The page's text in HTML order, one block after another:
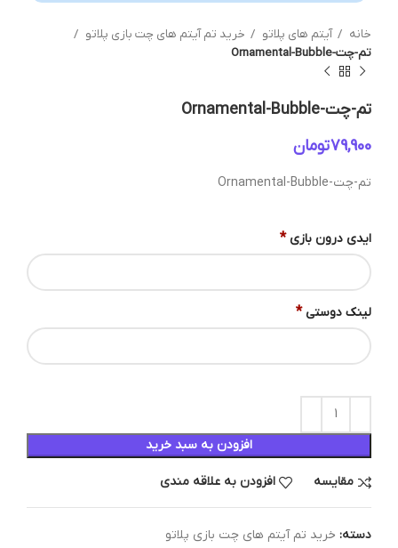
خانه آیتم های پلاتو
خرید تم آیتم های چت بازی پلاتو
تم-چت-Ornamental-Bubble
تم-چت-Ornamental-Bubble
تومان
تم-چت-Ornamental-Bubble
ایدی درون بازی *
لینک دوستی *
افزودن به سبد خرید
مقایسه افزودن به علاقه مندی
دسته: خرید تم آیتم های چت بازی پلاتو